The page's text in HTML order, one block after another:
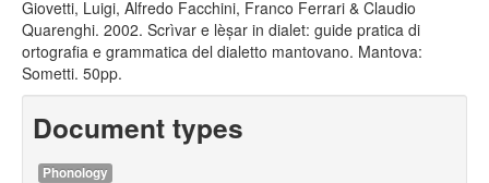
GlottoScope
About
Giovetti, Luigi, Alfredo Facchini, Franco Ferrari & Claudio
Quarenghi. 2002. Scrìvar e lèșar in dialet: guide pratica di
ortografia e grammatica del dialetto mantovano. Mantova:
Sometti. 50pp.
Document types
Phonology